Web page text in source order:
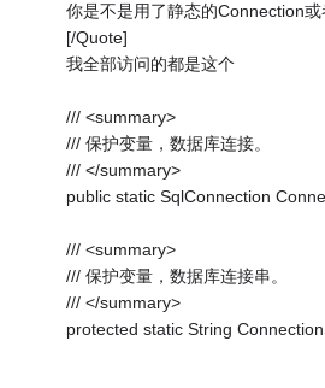
你是不是用了静态的Connection
[/Quote]
我全部访问的都是这个
/// <summary>
/// 保护变量，数据库连接。
/// </summary>
public static SqlConnection
/// <summary>
/// 保护变量，数据库连接串。
/// </summary>
protected static String